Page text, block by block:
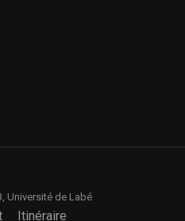
Université de Labé
Itinéraire